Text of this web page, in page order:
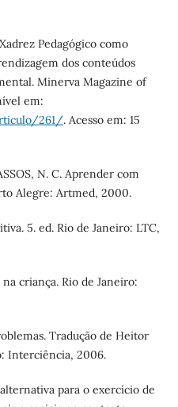
Pedagógico como
dos conteúdos
Minerva Magazine of
em:
261/. Acesso em: 15
N. C. Aprender com
Alegre: Artmed, 2000.
5. ed. Rio de Janeiro: LTC,
criança. Rio de Janeiro:
Tradução de Heitor
Interciência, 2006.
para o exercício de